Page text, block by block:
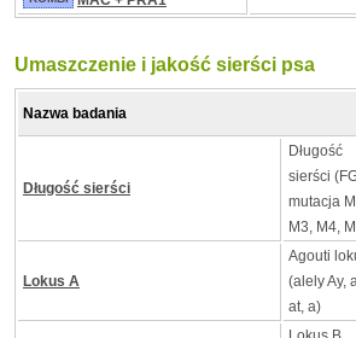
Umaszczenie i jakość sierści psa
Nazwa badania
Długość sierści
Długość
sierści
mutacja
M3, M4,
Lokus A
Agouti
(alely Ay,
at, a)